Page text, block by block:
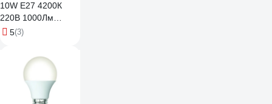
10W E27 4200К
220В 1000Лм
60x108мм
5(3)